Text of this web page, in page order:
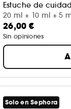
Estuche de
20 ml + 10 ml + 5
26,00 €
Sin opiniones
Solo en Sephora